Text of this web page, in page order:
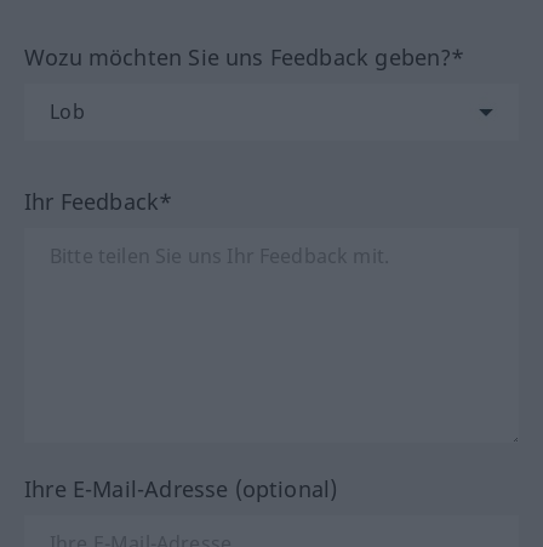
Wozu möchten Sie uns Feedback geben?*
Ihr Feedback*
Ihre E-Mail-Adresse (optional)